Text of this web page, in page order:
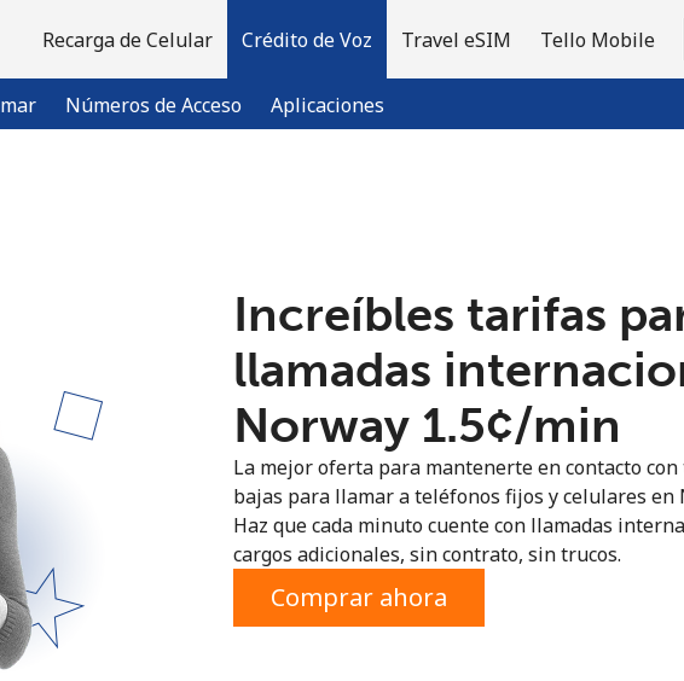
Recarga de Celular Crédito de Voz
Números de Acceso Aplicaciones
Travel eSIM Tello Mobile
¿Ya tienes una cuenta? Inicia sesión →
Regístrate con
Increíbles tarifas
llamadas
Norway ⁦1.5¢⁩/min
La mejor oferta para mantenerte en contacto
bajas para llamar a teléfonos fijos y celulares en
Haz que cada minuto cuente con llamadas
cargos adicionales, sin contrato, sin trucos.
Comprar ahora